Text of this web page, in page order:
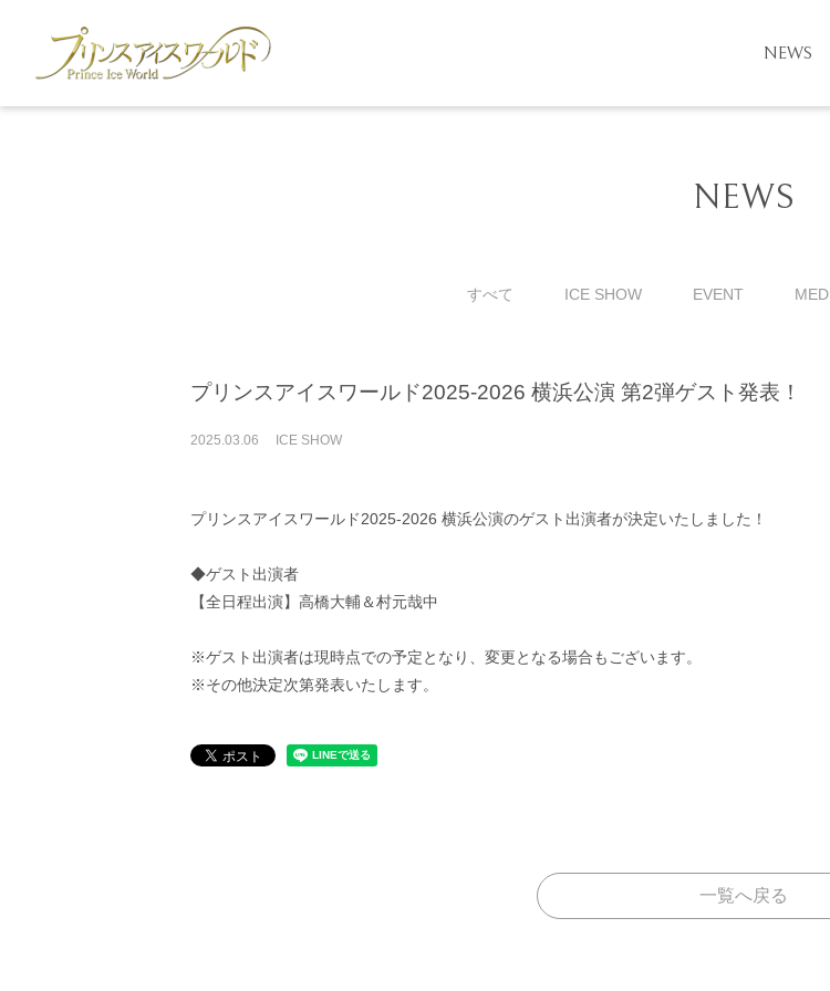
NEWS
NEWS
すべて ICE SHOW EVENT
プリンスアイスワールド2025-2026 横浜公演 第2弾ゲスト発表！
2025.03.06 ICE SHOW
プリンスアイスワールド2025-2026 横浜公演のゲスト出演者が決定いたしました！
◆ゲスト出演者
【全日程出演】高橋大輔＆村元哉中
※ゲスト出演者は現時点での予定となり、変更となる場合もございます。
※その他決定次第発表いたします。
一覧へ戻る